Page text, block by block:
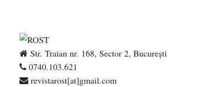
Str. Traian nr. 168, Sector 2, București
0740.103.621
revistarost[at]gmail.com